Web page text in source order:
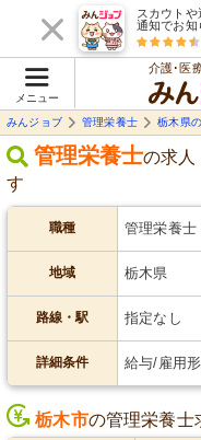
スカウトや
通知でお知
メニュー
介護･医
みんジョブ
管理栄養士 栃木県
管理栄養士の求人
す
職種 管理栄養士
地域 栃木県
路線・駅 指定なし
詳細条件 給与/雇用
栃木市の管理栄養士